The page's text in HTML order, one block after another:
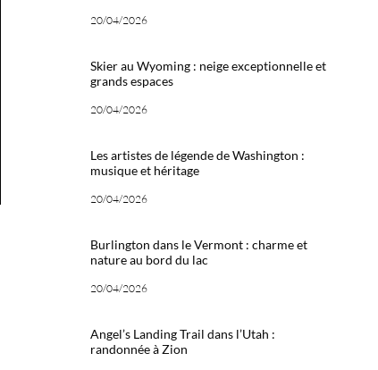
20/04/2026
Skier au Wyoming : neige exceptionnelle et
grands espaces
20/04/2026
Les artistes de légende de Washington :
musique et héritage
20/04/2026
Burlington dans le Vermont : charme et
nature au bord du lac
20/04/2026
Angel’s Landing Trail dans l’Utah :
randonnée à Zion